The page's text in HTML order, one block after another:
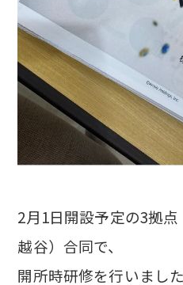
2月1日開設予定の3拠
越谷）合同で、
開所時研修を行いました